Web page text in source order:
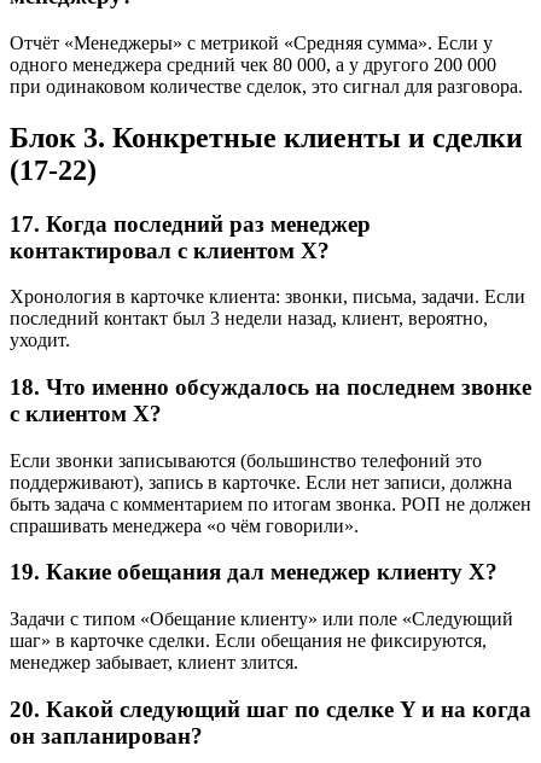
Отчёт «Менеджеры» с метрикой «Средняя сумма». Если у
одного менеджера средний чек 80 000, а у другого 200 000
при одинаковом количестве сделок, это сигнал для разговора.
Блок 3. Конкретные клиенты и сделки
(17-22)
17. Когда последний раз менеджер
контактировал с клиентом X?
Хронология в карточке клиента: звонки, письма, задачи. Если
последний контакт был 3 недели назад, клиент, вероятно,
уходит.
18. Что именно обсуждалось на последнем звонке
с клиентом X?
Если звонки записываются (большинство телефоний это
поддерживают), запись в карточке. Если нет записи, должна
быть задача с комментарием по итогам звонка. РОП не должен
спрашивать менеджера «о чём говорили».
19. Какие обещания дал менеджер клиенту X?
Задачи с типом «Обещание клиенту» или поле «Следующий
шаг» в карточке сделки. Если обещания не фиксируются,
менеджер забывает, клиент злится.
20. Какой следующий шаг по сделке Y и на когда
он запланирован?